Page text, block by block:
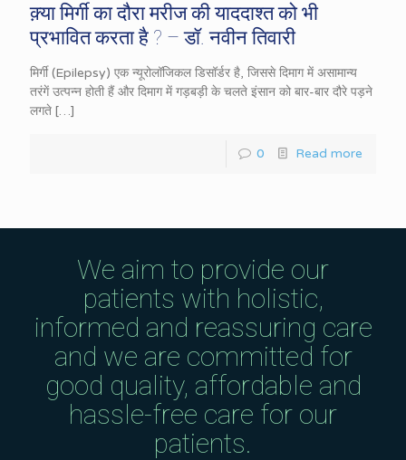
क़्या मिर्गी का दौरा मरीज की याददाश्त को भी
प्रभावित करता है ? – डॉ. नवीन तिवारी
मिर्गी (Epilepsy) एक न्यूरोलॉजिकल डिसॉर्डर है, जिससे दिमाग में असामान्य
तरंगें उत्पन्न होती हैं और दिमाग में गड़बड़ी के चलते इंसान को बार-बार दौरे पड़ने
लगते […]
0 Read more
We aim to provide our
patients with holistic,
informed and reassuring care
and we are committed for
good quality, affordable and
hassle-free care for our
patients.